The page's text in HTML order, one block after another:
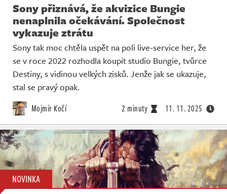
Sony přiznává, že akvizice Bungie
nenaplnila očekávání. Společnost
vykazuje ztrátu
Sony tak moc chtěla uspět na poli live-service her, že
se v roce 2022 rozhodla koupit studio Bungie, tvůrce
Destiny, s vidinou velkých zisků. Jenže jak se ukazuje,
stal se pravý opak.
Mojmír Kočí 2 minuty 11. 11. 2025
NOVINKA